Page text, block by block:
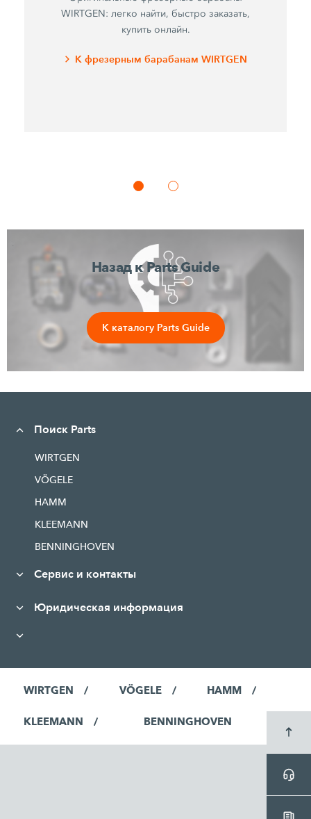
WIRTGEN: легко найти, быстро заказать,
купить онлайн.
К фрезерным барабанам WIRTGEN
Назад к Parts Guide
К каталогу Parts Guide
Поиск Parts
WIRTGEN
VÖGELE
HAMM
KLEEMANN
BENNINGHOVEN
Сервис и контакты
Юридическая информация
WIRTGEN VÖGELE HAMM
KLEEMANN BENNINGHOVEN